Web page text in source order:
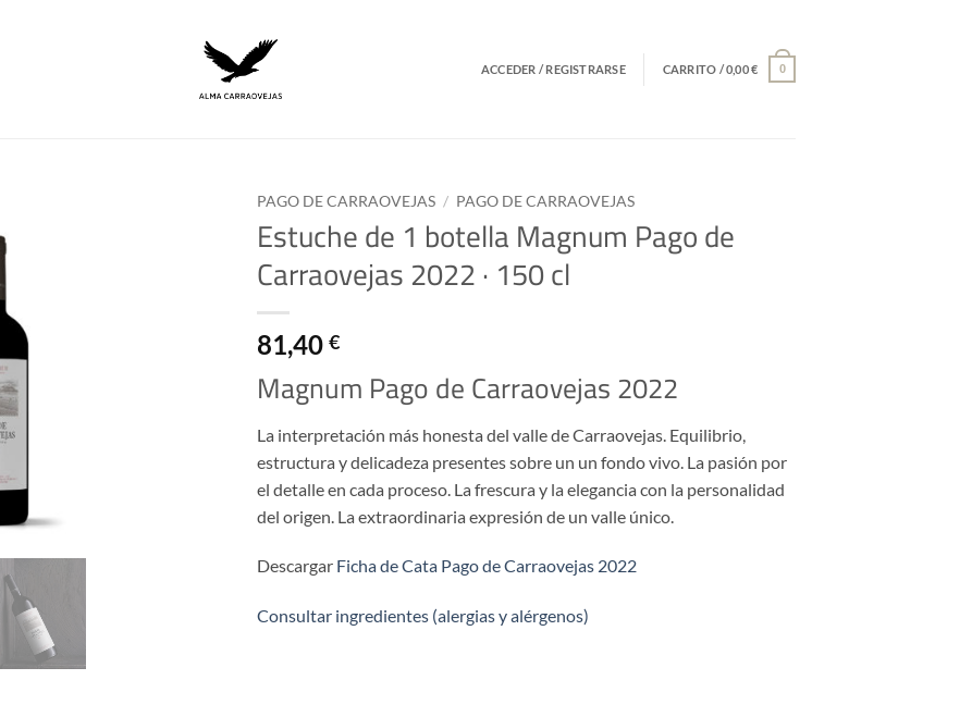
ACCEDER / REGISTRARSE CARRITO /0,00€ 0
PAGO DE CARRAOVEJAS / PAGO DE CARRAOVEJAS
Estuche de 1 botella Magnum Pago de
Carraovejas 2022 · 150 cl
81,40 €
Magnum Pago de Carraovejas 2022
La interpretación más honesta del valle de Carraovejas. Equilibrio,
estructura y delicadeza presentes sobre un un fondo vivo. La pasión por
el detalle en cada proceso. La frescura y la elegancia con la personalidad
del origen. La extraordinaria expresión de un valle único.
Descargar Ficha de Cata Pago de Carraovejas 2022
Consultar ingredientes (alergias y alérgenos)